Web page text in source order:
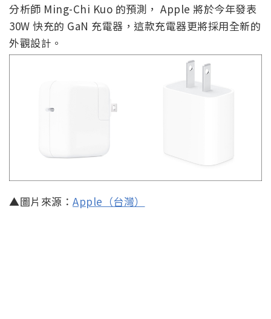
分析師 Ming-Chi Kuo 的預測， Apple 將於今年發表
30W 快充的 GaN 充電器，這款充電器更將採用全新的
外觀設計。
▲圖片來源： Apple（台灣）